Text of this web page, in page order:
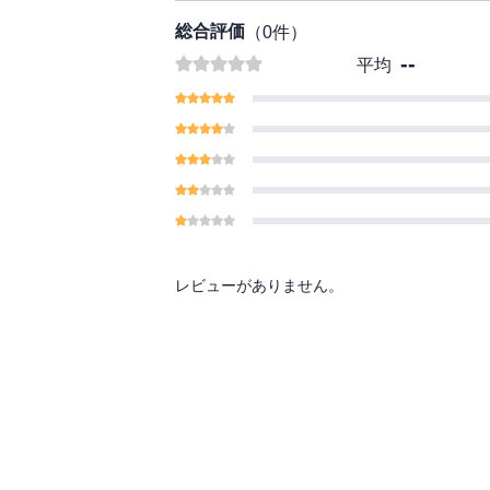
総合評価 （0件）
平均 --
レビューがありません。